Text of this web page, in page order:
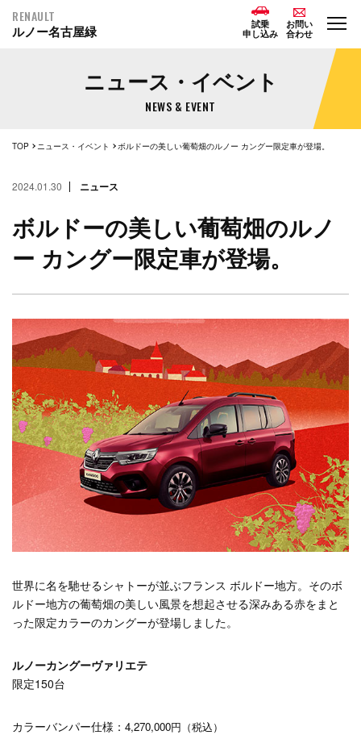
RENAULT
ルノー名古屋緑
試乗
申し込み
お問い
合わせ
ニュース・イベント
NEWS & EVENT
TOP ニュース・イベント ボルドーの美しい葡萄畑のルノー カングー限定車が登場。
2024.01.30 ニュース
ボルドーの美しい葡萄畑のルノ
ー カングー限定車が登場。
世界に名を馳せるシャトーが並ぶフランス ボルドー地方。そのボ
ルドー地方の葡萄畑の美しい風景を想起させる深みある赤をまと
った限定カラーのカングーが登場しました。
ルノーカングーヴァリエテ
限定150台
カラーバンパー仕様： 4,270,000円（税込）